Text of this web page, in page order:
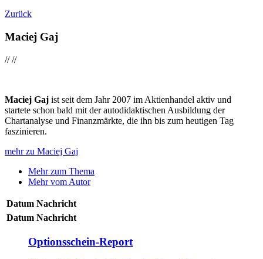
Zurück
Maciej Gaj
////
Maciej Gaj ist seit dem Jahr 2007 im Aktienhandel aktiv und
startete schon bald mit der autodidaktischen Ausbildung der
Chartanalyse und Finanzmärkte, die ihn bis zum heutigen Tag
faszinieren.
mehr zu Maciej Gaj
Mehr zum Thema
Mehr vom Autor
Datum Nachricht
Datum Nachricht
Optionsschein-Report